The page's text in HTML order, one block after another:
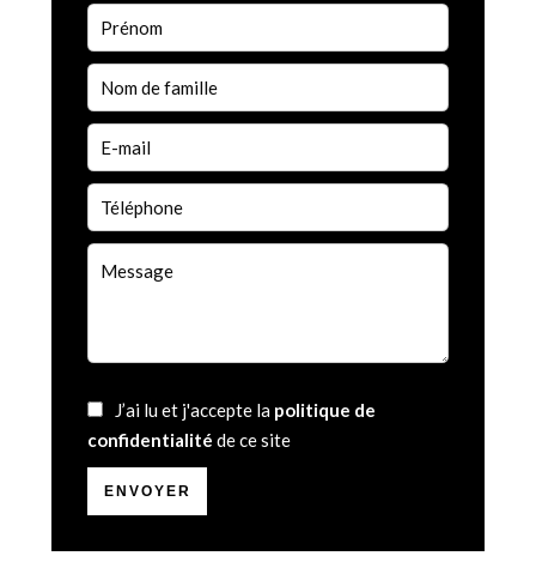
J’ai lu et j'accepte la politique de
confidentialité de ce site
ENVOYER